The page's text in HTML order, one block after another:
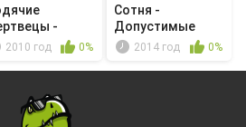
-
2010 год 0%
Сотня -
Допустимые
потери
2014 год 0%